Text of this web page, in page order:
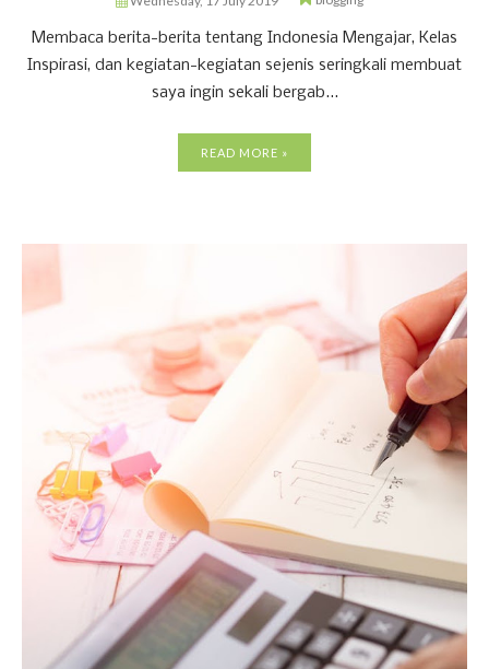
Membaca berita-berita tentang Indonesia Mengajar, Kelas
Inspirasi, dan kegiatan-kegiatan sejenis seringkali membuat
saya ingin sekali bergab...
READ MORE »